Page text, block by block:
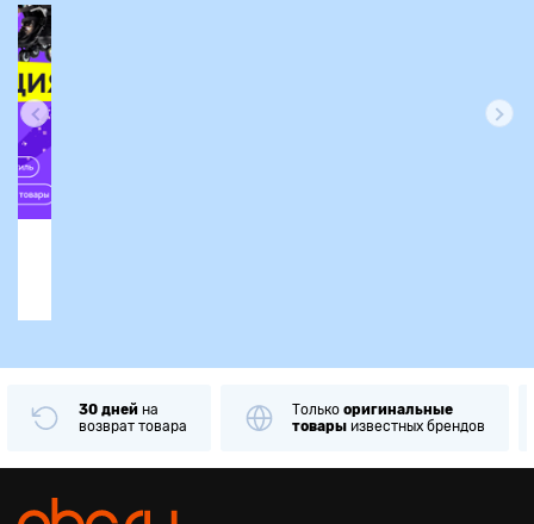
30 дней на
возврат товара
Только оригинальные
товары известных брендов